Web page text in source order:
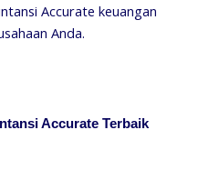
Accurate keuangan
Anda.
Accurate Terbaik